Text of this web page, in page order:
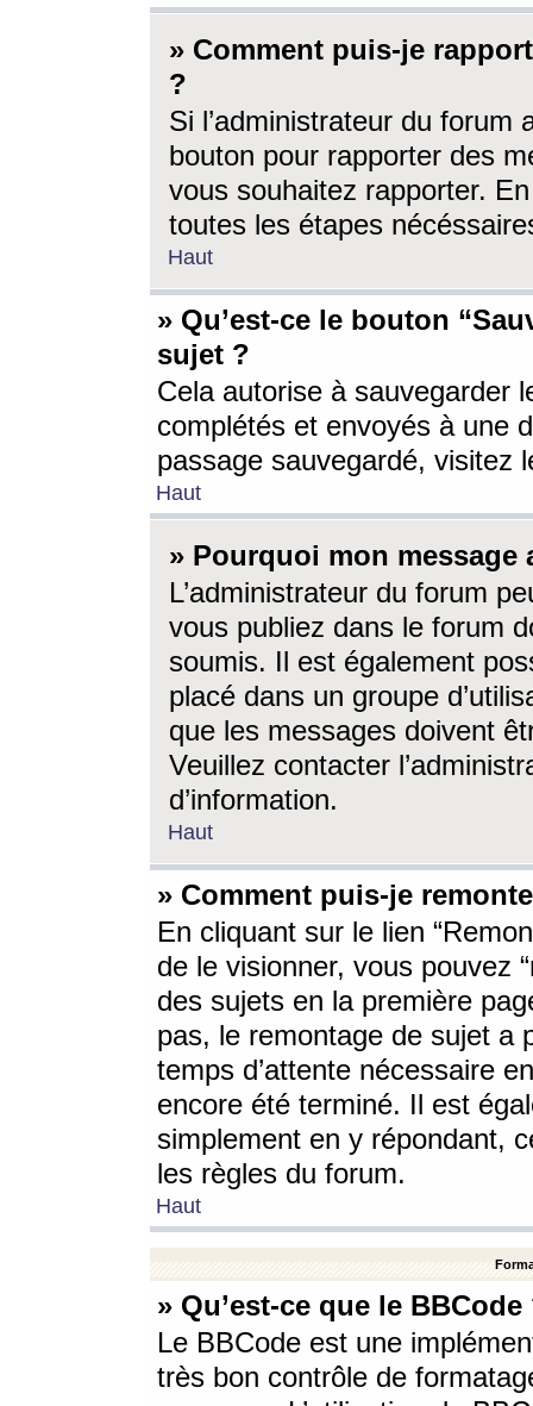
» Comment puis-je
?
Si l’administrateur du forum
bouton pour rapporter des
vous souhaitez rapporter.
toutes les étapes
Haut
» Qu’est-ce le bouton
sujet ?
Cela autorise à sauvegarder
complétés et envoyés à une
passage sauvegardé, visitez
Haut
» Pourquoi mon message
L’administrateur du forum
vous publiez dans le forum
soumis. Il est également
placé dans un groupe
que les messages doivent
Veuillez contacter
d’information.
Haut
» Comment puis-je
En cliquant sur le lien
de le visionner, vous pouvez
des sujets en la première
pas, le remontage de sujet a
temps d’attente nécessaire
encore été terminé. Il est
simplement en y répondant,
les règles du forum.
Haut
» Qu’est-ce que le BBCode
Le BBCode est une
très bon contrôle de